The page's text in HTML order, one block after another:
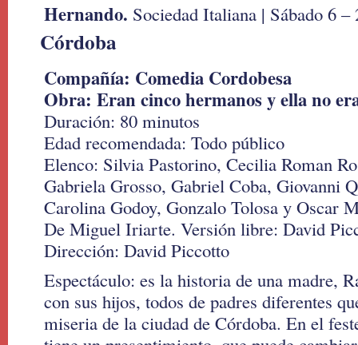
Hernando. Sociedad Italiana | Sábado 6
Córdoba
Compañía: Comedia Cordobesa
Obra: Eran cinco hermanos y ella no
Duración: 80 minutos
Edad recomendada: Todo público
Elenco: Silvia Pastorino, Cecilia Roman
Gabriela Grosso, Gabriel Coba, Giovanni
Carolina Godoy, Gonzalo Tolosa y Oscar
De Miguel Iriarte. Versión libre: David
Dirección: David Piccotto
Espectáculo: es la historia de una madre,
con sus hijos, todos de padres diferentes
miseria de la ciudad de Córdoba. En el